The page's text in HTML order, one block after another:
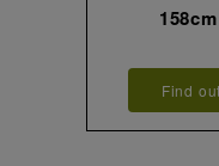
Find